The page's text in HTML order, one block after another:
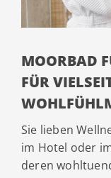
MOORBAD
FÜR
Sie lieben
im Hotel oder
deren